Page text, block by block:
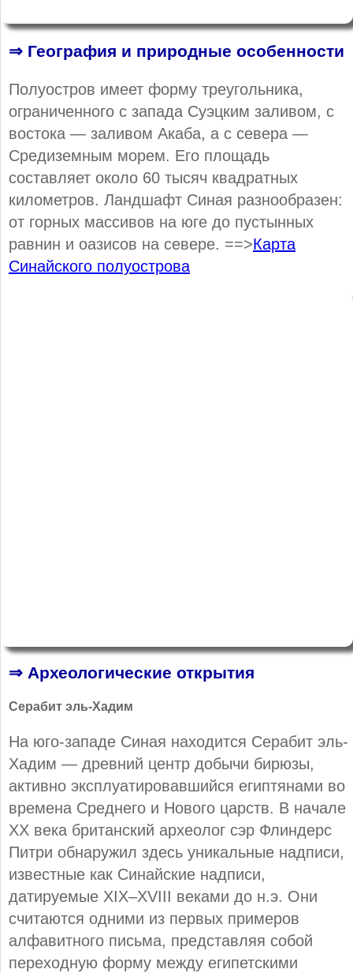
⇒ География и природные особенности
Полуостров имеет форму треугольника,
ограниченного с запада Суэцким заливом, с
востока — заливом Акаба, а с севера —
Средиземным морем. Его площадь
составляет около 60 тысяч квадратных
километров. Ландшафт Синая разнообразен:
от горных массивов на юге до пустынных
равнин и оазисов на севере. ==>Карта
Синайского полуострова
⇒ Археологические открытия
Серабит эль-Хадим
На юго-западе Синая находится Серабит эль-
Хадим — древний центр добычи бирюзы,
активно эксплуатировавшийся египтянами во
времена Среднего и Нового царств. В начале
XX века британский археолог сэр Флиндерс
Питри обнаружил здесь уникальные надписи,
известные как Синайские надписи,
датируемые XIX–XVIII веками до н.э. Они
считаются одними из первых примеров
алфавитного письма, представляя собой
переходную форму между египетскими